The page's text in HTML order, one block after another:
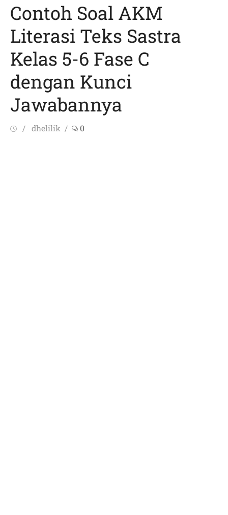
Contoh Soal AKM
Literasi Teks Sastra
Kelas 5-6 Fase C
dengan Kunci
Jawabannya
PostedAuthor
dhelilik 0